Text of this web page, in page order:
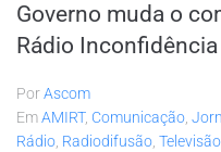
Governo muda o
Rádio Inconfidência
PorAscom
EmAMIRT, Comunicação,
Rádio, Radiodifusão, Televisão